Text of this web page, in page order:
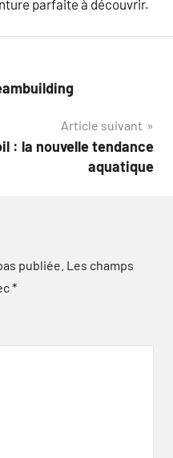
parfaite à découvrir.
Article suivant
: la nouvelle tendance
aquatique
publiée. Les champs
*